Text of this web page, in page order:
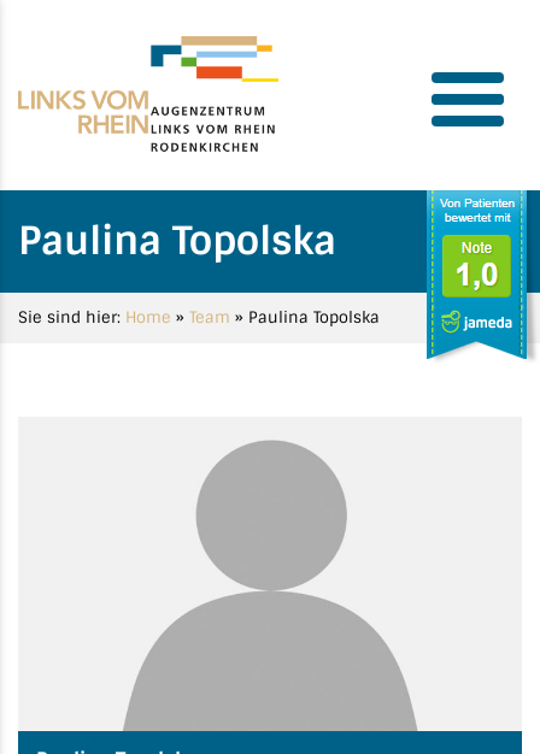
Paulina Topolska
Sie sind hier: Home » Team » Paulina Topolska